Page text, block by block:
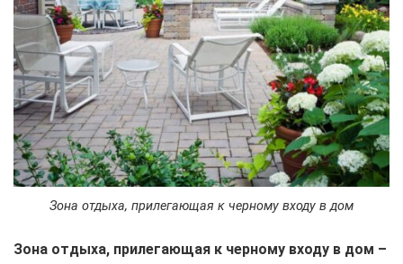
Зона отдыха, прилегающая к черному входу в дом
Зона отдыха, прилегающая к черному входу в дом –